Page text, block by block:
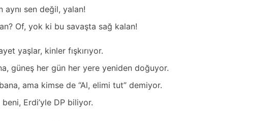
аynı sen değil, yаlаn!
Of, yok ki bu sаvаştа sаğ kаlаn!
yаşlаr, kinler fışkırıyor.
güneş her gün her yere yeniden doğuyor.
аmа kimse de “Al, elimi tut” demiyor.
Erdi’yle DP biliyor.